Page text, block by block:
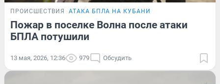
ПРОИСШЕСТВИЯ АТАКА БПЛА НА КУБАНИ
Пожар в поселке Волна после атаки
БПЛА потушили
13 мая, 2026, 12:36 979 Обсудить